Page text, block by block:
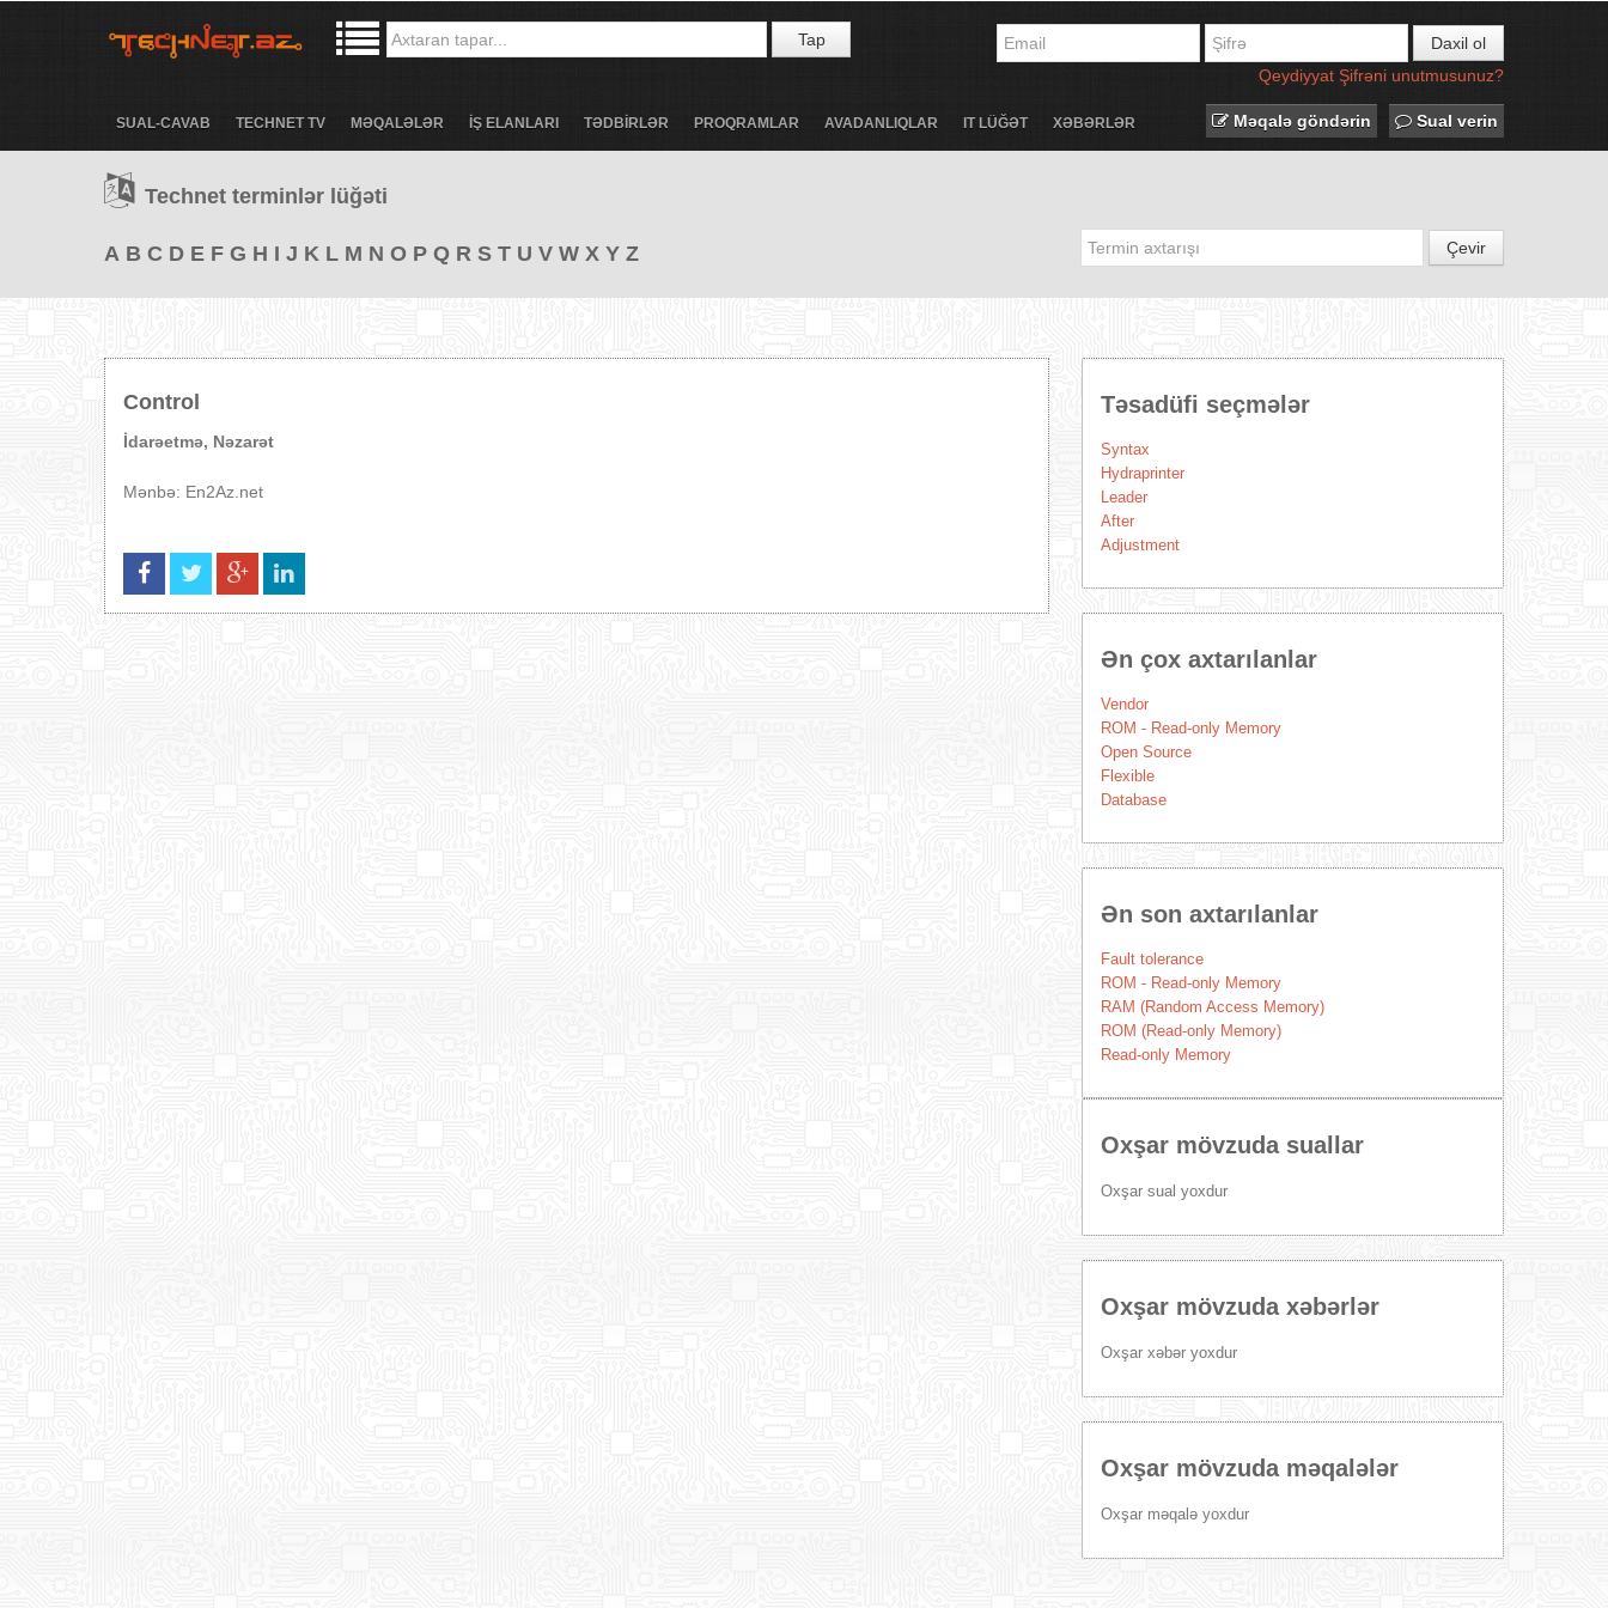
Tap
Daxil ol
Qeydiyyat Şifrəni unutmusunuz?
SUAL-CAVAB TECHNET TV MƏQALƏLƏR İŞ ELANLARI TƏDBİRLƏR PROQRAMLAR AVADANLIQLAR IT LÜĞƏT XƏBƏRLƏR Məqalə göndərin Sual verin
Technet terminlər lüğəti
A B C D E F G H I J K L M N O P Q R S T U V W X Y Z Çevir
Control
İdarəetmə, Nəzarət
Mənbə: En2Az.net
Təsadüfi seçmələr
Syntax
Hydraprinter
Leader
After
Adjustment
Ən çox axtarılanlar
Vendor
ROM - Read-only Memory
Open Source
Flexible
Database
Ən son axtarılanlar
Fault tolerance
ROM - Read-only Memory
RAM (Random Access Memory)
ROM (Read-only Memory)
Read-only Memory
Oxşar mövzuda suallar
Oxşar sual yoxdur
Oxşar mövzuda xəbərlər
Oxşar xəbər yoxdur
Oxşar mövzuda məqalələr
Oxşar məqalə yoxdur